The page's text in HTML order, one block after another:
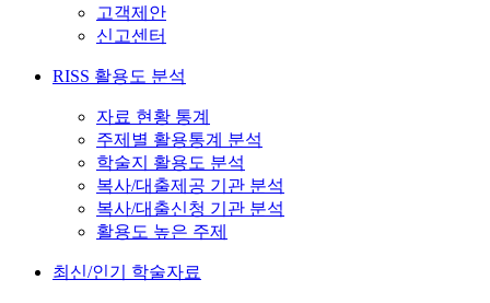
고객제안
신고센터
RISS 활용도 분석
자료 현황 통계
주제별 활용통계 분석
학술지 활용도 분석
복사/대출제공 기관 분석
복사/대출신청 기관 분석
활용도 높은 주제
최신/인기 학술자료